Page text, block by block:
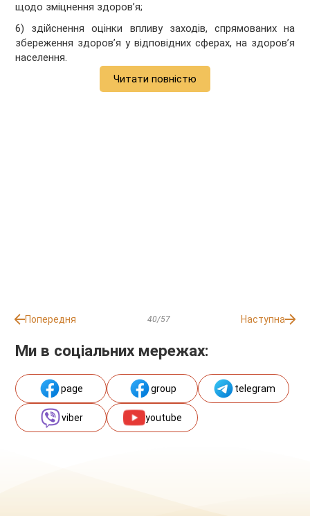
щодо зміцнення здоров’я;
6) здійснення оцінки впливу заходів, спрямованих на
збереження здоров’я у відповідних сферах, на здоров’я
населення.
Читати повністю
Попередня 40/57 Наступна
Ми в соціальних мережах:
page group telegram
viber youtube